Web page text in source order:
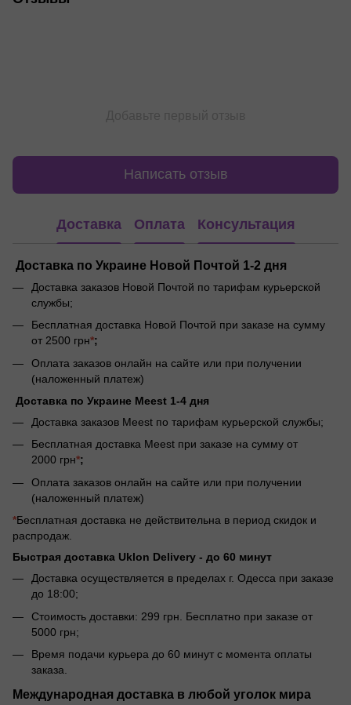
Написать отзыв
Доставка Оплата Консультация
Доставка по Украине Новой Почтой 1-2 дня
Доставка заказов Новой Почтой по тарифам курьерской
службы;
Бесплатная доставка Новой Почтой при заказе на сумму
от 2500 грн*;
Оплата заказов онлайн на сайте или при получении
(наложенный платеж)
Доставка по Украине Meest 1-4 дня
Доставка заказов Meest по тарифам курьерской службы;
Бесплатная доставка Meest при заказе на сумму от
2000 грн*;
Оплата заказов онлайн на сайте или при получении
(наложенный платеж)
*Бесплатная доставка не действительна в период скидок и
распродаж.
Быстрая доставка Uklon Delivery - до 60 минут
Доставка осуществляется в пределах г. Одесса при заказе
до 18:00;
Стоимость доставки: 299 грн. Бесплатно при заказе от
5000 грн;
Время подачи курьера до 60 минут с момента оплаты
заказа.
Международная доставка в любой уголок мира